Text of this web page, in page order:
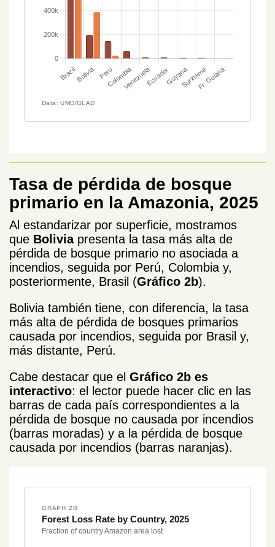
Tasa de pérdida de bosque
primario en la Amazonia, 2025
Al estandarizar por superficie, mostramos
que Boliviapresenta la tasa más alta de
pérdida de bosque primario no asociada a
incendios, seguida por Perú, Colombia y,
posteriormente, Brasil (Gráfico 2b).
Bolivia también tiene, con diferencia, la tasa
más alta de pérdida de bosques primarios
causada por incendios, seguida por Brasil y,
más distante, Perú.
Cabe destacar que el Gráfico 2b es
interactivo: el lector puede hacer clic en las
barras de cada país correspondientes a la
pérdida de bosque no causada por incendios
(barras moradas) y a la pérdida de bosque
causada por incendios (barras naranjas).